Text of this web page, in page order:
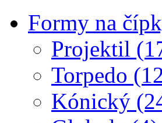
Formy na
Projektil
Torpedo
Kónický